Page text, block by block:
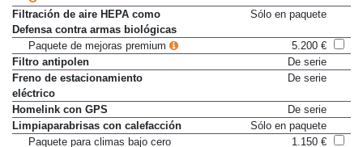
Filtración de aire HEPA como
Defensa contra armas biológicas
Sólo en paquete
Paquete de mejoras premium
5.200 €
Filtro antipolen
De serie
Freno de estacionamiento
eléctrico
De serie
Homelink con GPS
De serie
Limpiaparabrisas con calefacción
Sólo en paquete
Paquete para climas bajo cero
1.150 €